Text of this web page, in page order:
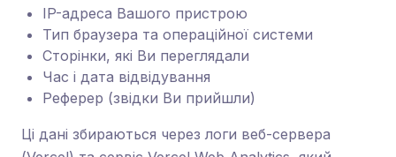
IP-адреса Вашого пристрою
Тип браузера та операційної системи
Сторінки, які Ви переглядали
Час і дата відвідування
Реферер (звідки Ви прийшли)
Ці дані збираються через логи веб-сервера